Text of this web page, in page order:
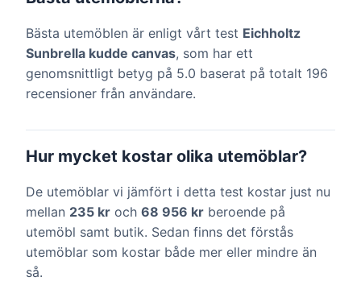
Bästa utemöblen är enligt vårt test Eichholtz
Sunbrella kudde canvas, som har ett
genomsnittligt betyg på 5.0 baserat på totalt 196
recensioner från användare.
Hur mycket kostar olika utemöblar?
De utemöblar vi jämfört i detta test kostar just nu
mellan 235 kr och 68 956 kr beroende på
utemöbl samt butik. Sedan finns det förstås
utemöblar som kostar både mer eller mindre än
så.